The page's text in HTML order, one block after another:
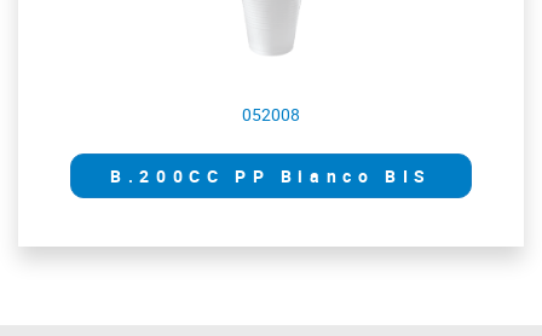
052008
B.200CC PP Bianco BIS